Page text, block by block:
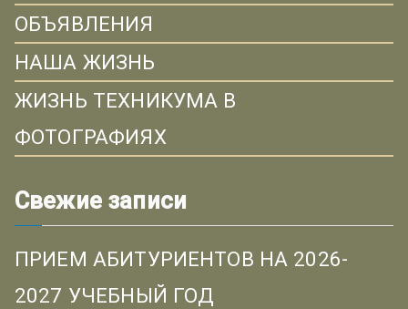
ОБЪЯВЛЕНИЯ
НАША ЖИЗНЬ
ЖИЗНЬ ТЕХНИКУМА В
ФОТОГРАФИЯХ
Свежие записи
ПРИЕМ АБИТУРИЕНТОВ НА 2026-
2027 УЧЕБНЫЙ ГОД